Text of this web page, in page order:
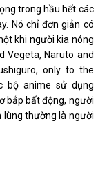
trong hầu hết các
Nó chỉ đơn giản có
khi người kia nóng
Vegeta, Naruto and
only to the
bộ anime sử dụng
bắp bất động, người
lùng thường là người